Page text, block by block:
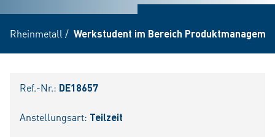
Rheinmetall / Werkstudent im Bereich
Ref.-Nr.: DE18657
Anstellungsart: Teilzeit